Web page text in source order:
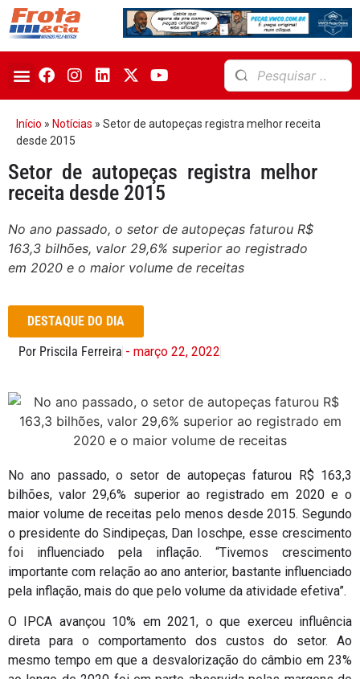
Início » Notícias » Setor de autopeças registra melhor receita
desde 2015
Setor de autopeças registra melhor
receita desde 2015
No ano passado, o setor de autopeças faturou R$
163,3 bilhões, valor 29,6% superior ao registrado
em 2020 e o maior volume de receitas
DESTAQUE DO DIA
Por Priscila Ferreira - março 22, 2022
No ano passado, o setor de autopeças faturou R$ 163,3
bilhões, valor 29,6% superior ao registrado em 2020 e o
maior volume de receitas pelo menos desde 2015. Segundo
o presidente do Sindipeças, Dan Ioschpe, esse crescimento
foi influenciado pela inflação. “Tivemos crescimento
importante com relação ao ano anterior, bastante influenciado
pela inflação, mais do que pelo volume da atividade efetiva”.
O IPCA avançou 10% em 2021, o que exerceu influência
direta para o comportamento dos custos do setor. Ao
mesmo tempo em que a desvalorização do câmbio em 23%